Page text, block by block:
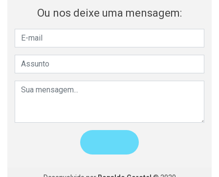
Ou nos deixe uma mensagem: